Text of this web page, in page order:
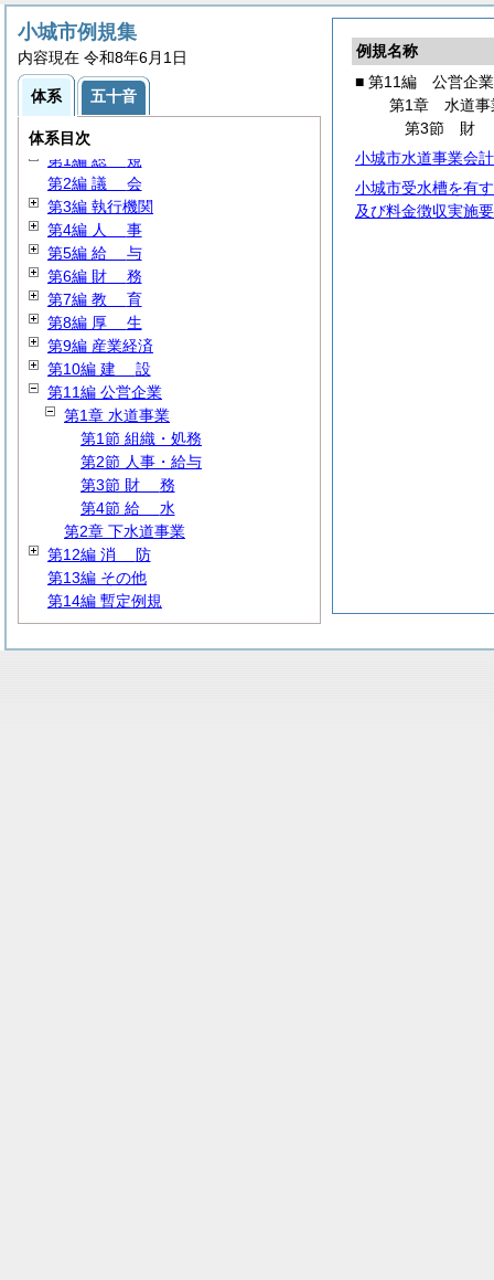
例規名称
■ 第11編 公営企業
第1章 水道事
第3節 財
小城市水道事業会
小城市受水槽を有
及び料金徴収実施
小城市例規集
内容現在 令和8年6月1日
体系 五十音
体系目次
第1編 総 規
第2編 議 会
第3編 執行機関
第4編 人 事
第5編 給 与
第6編 財 務
第7編 教 育
第8編 厚 生
第9編 産業経済
第10編 建 設
第11編 公営企業
第1章 水道事業
第1節 組織・処務
第2節 人事・給与
第3節 財 務
第4節 給 水
第2章 下水道事業
第12編 消 防
第13編 その他
第14編 暫定例規